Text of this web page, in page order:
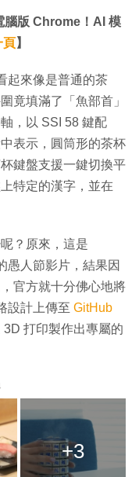
腦版 Chrome！AI 模
頁】
起來像是普通的茶
竟填滿了「魚部首」
，以 SSI 58 鍵配
表示，圓筒形的茶杯
鍵盤支援一鍵切換平
特定的漢字，並在
？原來，這是
愚人節影片，結果因
官方就十分佛心地將
設計上傳至 GitHub
打印製作出專屬的
+3